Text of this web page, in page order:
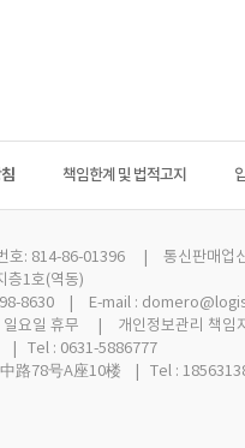
책임한계 및 법적고지
814-86-01396 | 통신판매업신
층1호(역동)
8630 | E-mail :
일요일 휴무 | 개인정보관리 책임
| Tel : 0631-5886777
中路78号A座10楼 | Tel :